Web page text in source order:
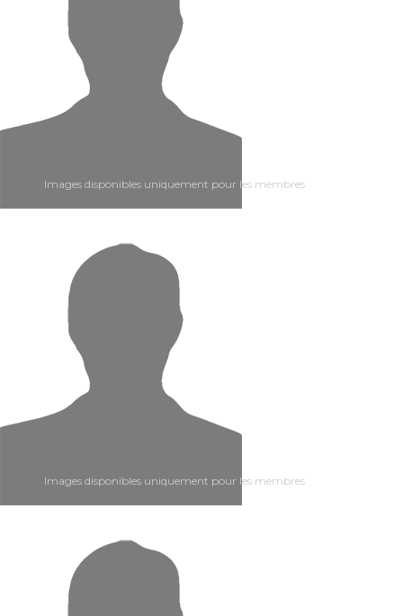
Images disponibles uniquement pour les membres
Images disponibles uniquement pour les membres